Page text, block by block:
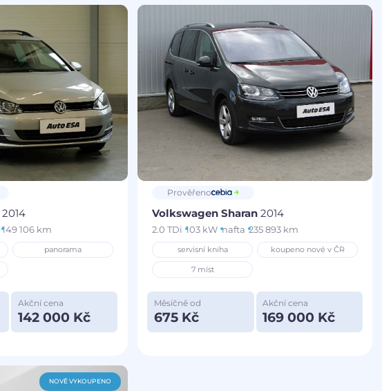
2014
149 106 km
panorama
Akční cena
142 000 Kč
Prověřeno
Volkswagen Sharan 2014
2.0 TDi 103 kW nafta 235 893 km
servisní kniha koupeno nové v ČR
7 míst
Měsíčně od
675 Kč
Akční cena
169 000 Kč
NOVĚ VYKOUPENO